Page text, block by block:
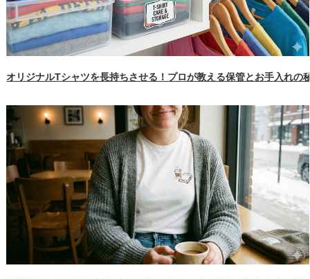
オリジナルTシャツを長持ちさせる！プロが教える保管とお手入れの